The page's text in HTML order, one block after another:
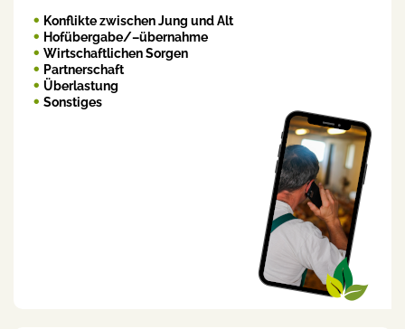
Konflikte zwischen Jung und Alt
Hofübergabe/–übernahme
Wirtschaftlichen Sorgen
Partnerschaft
Überlastung
Sonstiges